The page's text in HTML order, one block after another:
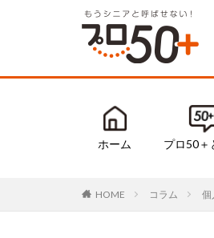
ホーム プロ50＋
HOME コラム 個